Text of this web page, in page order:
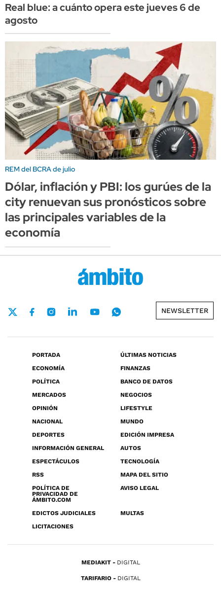
Real blue: a cuánto opera este jueves 6 de
agosto
REM del BCRA de julio
Dólar, inflación y PBI: los gurúes de la
city renuevan sus pronósticos sobre
las principales variables de la
economía
NEWSLETTER
PORTADA
ÚLTIMAS NOTICIAS
ECONOMÍA
FINANZAS
POLÍTICA
BANCO DE DATOS
MERCADOS
NEGOCIOS
OPINIÓN
LIFESTYLE
NACIONAL
MUNDO
DEPORTES
EDICIÓN IMPRESA
INFORMACIÓN GENERAL
AUTOS
ESPECTÁCULOS
TECNOLOGÍA
RSS
MAPA DEL SITIO
POLÍTICA DE
PRIVACIDAD DE
ÁMBITO.COM
AVISO LEGAL
EDICTOS JUDICIALES
MULTAS
LICITACIONES
MEDIAKIT DIGITAL
TARIFARIO DIGITAL